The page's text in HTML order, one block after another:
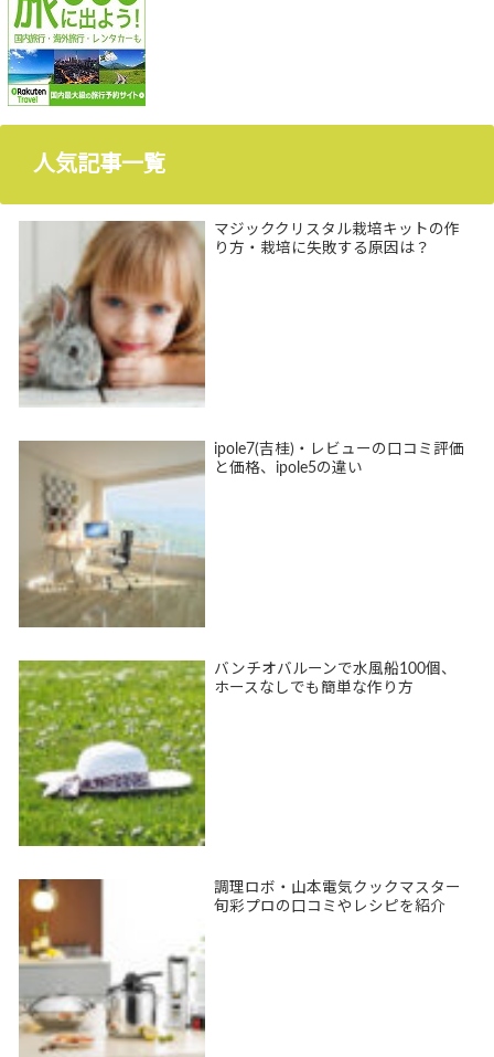
人気記事一覧
マジッククリスタル栽培キットの作
り方・栽培に失敗する原因は？
ipole7(吉桂)・レビューの口コミ評価
と価格、ipole5の違い
バンチオバルーンで水風船100個、
ホースなしでも簡単な作り方
調理ロボ・山本電気クックマスター
旬彩プロの口コミやレシピを紹介